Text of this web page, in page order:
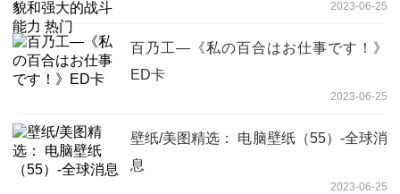
2023-06-25
百乃工—《私の百合はお仕事です！》
ED卡
2023-06-25
壁纸/美图精选： 电脑壁纸（55）-全球消
息
2023-06-25